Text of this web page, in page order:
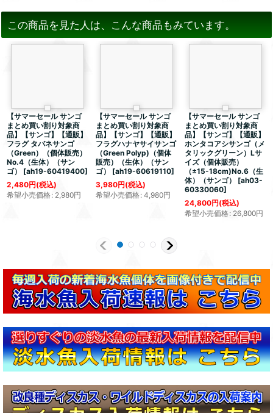
この商品を見た人は、こんな商品もみています。
【サマーセール サンゴ
まとめ買い割り対象商
品】【サンゴ】【通販】
フラグ タバネサンゴ
（Green）（個体販売）
No.4（生体）（サン
ゴ）
[ah19-60419400]
2,480円(税込)
希望小売価格: 2,980円
【サマーセール サンゴ
まとめ買い割り対象商
品】【サンゴ】【通販】
フラグハナヤサイサンゴ
（Green Polyp)（個体
販売）（生体）（サン
ゴ）
[ah19-60619110]
3,980円(税込)
希望小売価格: 4,980円
【サマーセール サンゴ
まとめ買い割り対象商
品】【サンゴ】【通販】
ホンタコアシサンゴ（メ
タリックグリーン）Lサ
イズ（個体販売）
（±15-18cm)No.6（生
体）（サンゴ）
[ah03-
60330060]
24,800円(税込)
希望小売価格 : 26,800円